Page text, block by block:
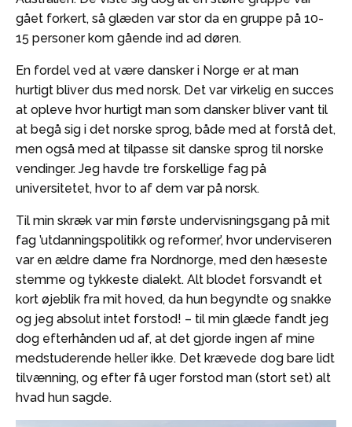
gået forkert, så glæden var stor da en gruppe på 10-
15 personer kom gående ind ad døren.
En fordel ved at være dansker i Norge er at man
hurtigt bliver dus med norsk. Det var virkelig en succes
at opleve hvor hurtigt man som dansker bliver vant til
at begå sig i det norske sprog, både med at forstå det,
men også med at tilpasse sit danske sprog til norske
vendinger. Jeg havde tre forskellige fag på
universitetet, hvor to af dem var på norsk.
Til min skræk var min første undervisningsgang på mit
fag ’utdanningspolitikk og reformer’, hvor underviseren
var en ældre dame fra Nordnorge, med den hæseste
stemme og tykkeste dialekt. Alt blodet forsvandt et
kort øjeblik fra mit hoved, da hun begyndte og snakke
og jeg absolut intet forstod! – til min glæde fandt jeg
dog efterhånden ud af, at det gjorde ingen af mine
medstuderende heller ikke. Det krævede dog bare lidt
tilvænning, og efter få uger forstod man (stort set) alt
hvad hun sagde.